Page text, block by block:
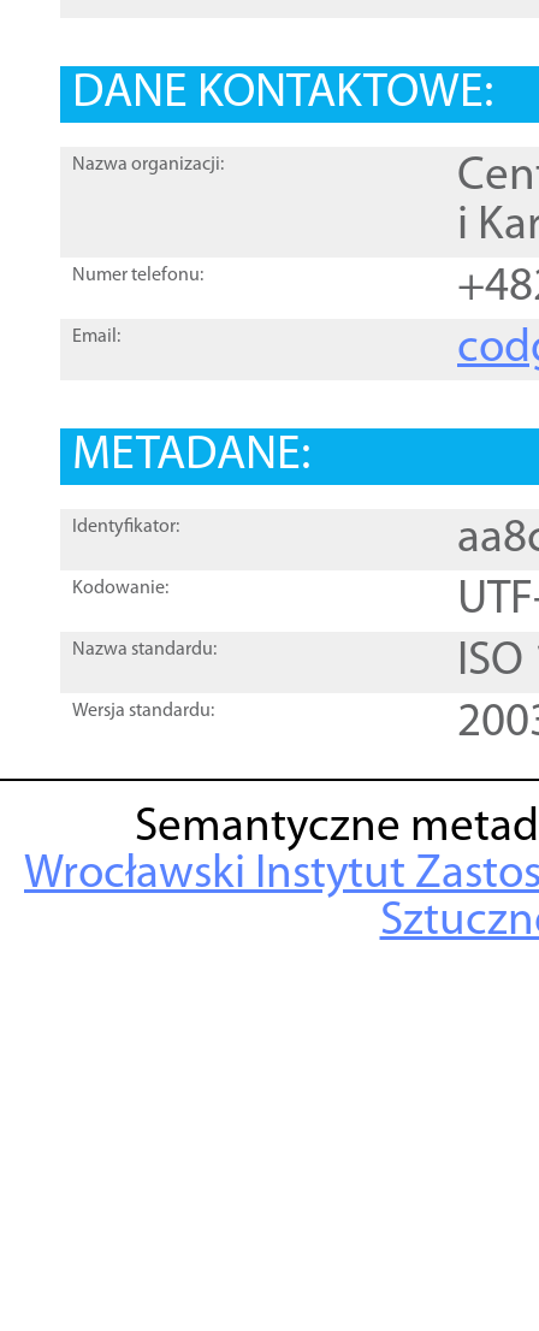
DANE KONTAKTOWE:
Nazwa organizacji:
i
Numer telefonu:
Email:
METADANE:
Identyfikator:
Kodowanie:
Nazwa standardu:
Wersja standardu:
Semantyczne
Wrocławski Instytut